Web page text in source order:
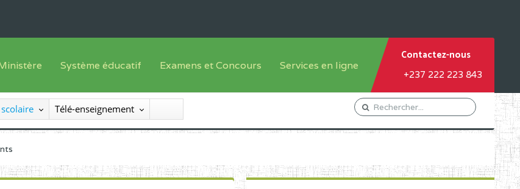
Ministre
SEESEN
Générale des Enseignements
Système éducatif
Offre de formation
Sous système francophone
Progammes d'études
Examens et Concours
Inscriptions
Liste des candidats
Diplômes disponibles
Services en ligne
Orientation Conseil
Gestion du Personnel
Contactez-nous
+237 222 223 843
Télé-enseignement